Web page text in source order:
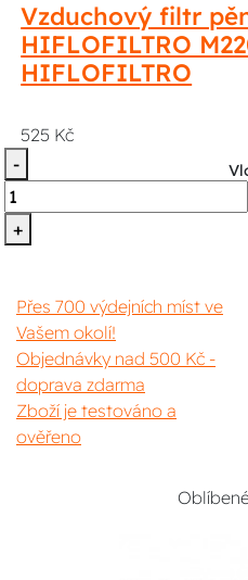
Vzduchový filtr
HIFLOFILTRO
HIFLOFILTRO
525 Kč
-
+
Přes 700 výdejních míst ve
Vašem okolí!
Objednávky nad 500 Kč -
doprava zdarma
Zboží je testováno a
ověřeno